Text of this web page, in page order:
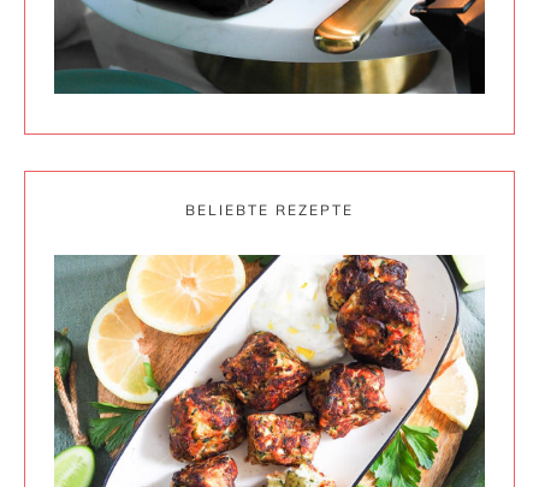
BELIEBTE REZEPTE